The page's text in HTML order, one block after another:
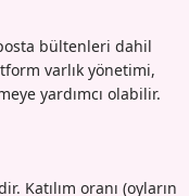
bültenleri dahil
varlık yönetimi,
yardımcı olabilir.
Katılım oranı (oyların